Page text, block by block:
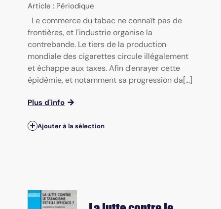
Article : Périodique
Le commerce du tabac ne connaît pas de
frontières, et l'industrie organise la
contrebande. Le tiers de la production
mondiale des cigarettes circule illégalement
et échappe aux taxes. Afin d'enrayer cette
épidémie, et notamment sa progression da[...]
Plus d'info
Ajouter à la sélection